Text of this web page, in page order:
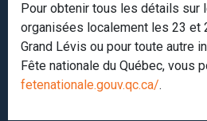
Pour obtenir tous les détails sur
organisées localement les 23 et
Grand Lévis ou pour toute autre
Fête nationale du Québec, vous
fetenationale.gouv.qc.ca/.